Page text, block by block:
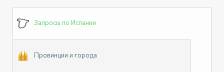
Запросы по Испании
Провинции и города